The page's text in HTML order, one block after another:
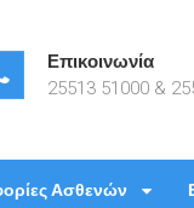
Επικοινωνία
25513 51000 &
Ασθενών